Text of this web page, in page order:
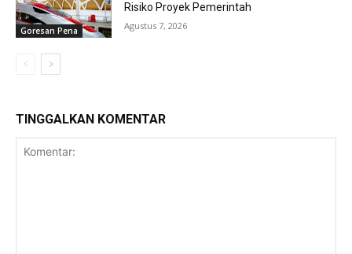
Goresan Pena
Risiko Proyek Pemerintah
Agustus 7, 2026
TINGGALKAN KOMENTAR